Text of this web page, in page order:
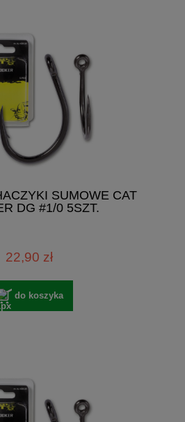
SUMOWE CAT
DG #1/0 5SZT.
22,90 zł
do koszyka